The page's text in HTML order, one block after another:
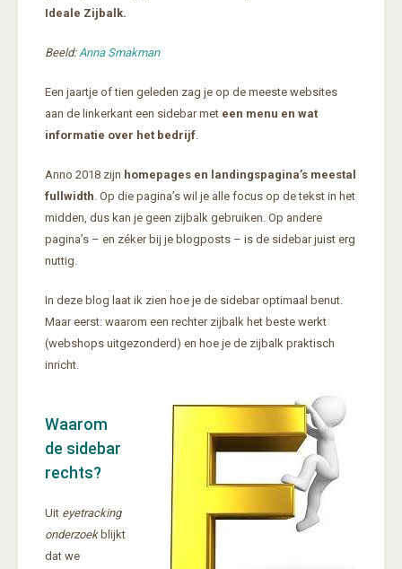
Ideale Zijbalk.
Beeld:Anna Smakman
Een jaartje of tien geleden zag je op de meeste websites
aan de linkerkant een sidebar met een menu en wat
informatie over het bedrijf.
Anno 2018 zijn homepages en landingspagina’s meestal
fullwidth. Op die pagina’s wil je alle focus op de tekst in het
midden, dus kan je geen zijbalk gebruiken. Op andere
pagina’s – en zéker bij je blogposts – is de sidebar juist erg
nuttig.
In deze blog laat ik zien hoe je de sidebar optimaal benut.
Maar eerst: waarom een rechter zijbalk het beste werkt
(webshops uitgezonderd) en hoe je de zijbalk praktisch
inricht.
Waarom
de sidebar
rechts?
Uit eyetracking
onderzoekblijkt
dat we